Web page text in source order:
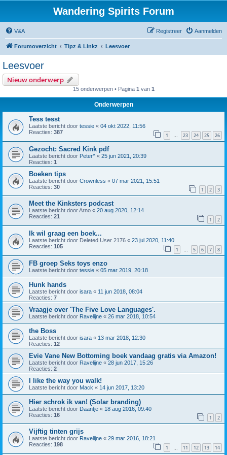
Wandering Spirits Forum
V&A Aanmelden
Registreer
Forumoverzicht Tipz & Linkz Leesvoer
Leesvoer
Nieuw onderwerp
15 onderwerpen • Pagina 1 van 1
Onderwerpen
Tess tesst
Laatste bericht door tessie « 04 okt 2022, 11:56
Reacties: 387 1 … 23 24 25 26
Gezocht: Sacred Kink pdf
Laatste bericht door Peter^ « 25 jun 2021, 20:39
Reacties: 1
Boeken tips
Laatste bericht door Crownless « 07 mar 2021, 15:51
Reacties: 30 1 2 3
Meet the Kinksters podcast
Laatste bericht doorArno « 20 aug 2020, 12:14
Reacties: 21 1 2
Ik wil graag een boek...
Laatste bericht door Deleted User 2176 « 23 jul 2020, 11:40
Reacties: 105 1 … 5 6 7 8
FB groep Seks toys enzo
Laatste bericht door tessie « 05 mar 2019, 20:18
Hunk hands
Laatste bericht door isara « 11 jun 2018, 08:04
Reacties: 7
Vraagje over 'The Five Love Languages'.
Laatste bericht door Ravelijne « 26 mar 2018, 10:54
the Boss
Laatste bericht door isara « 13 mar 2018, 12:30
Reacties: 12
Evie Vane New Bottoming boek vandaag gratis via Amazon!
Laatste bericht door Ravelijne « 28 jun 2017, 15:26
Reacties: 2
I like the way you walk!
Laatste bericht door Mack « 14 jun 2017, 13:20
Hier schrok ik van! (Solar branding)
Laatste bericht door Daantje « 18 aug 2016, 09:40
Reacties: 16 1 2
Vijftig tinten grijs
Laatste bericht door Ravelijne « 29 mar 2016, 18:21
Reacties: 198 1 … 11 12 13 14